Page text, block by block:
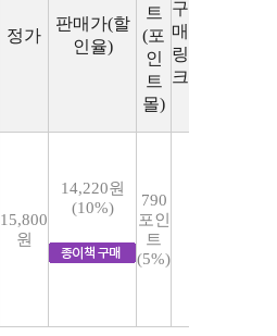
구
매
링
크
정가
판매가(할
인율)
트
(포
인
트
몰)
15,800
원
14,220원
(10%)
790
포인
트
(5%)